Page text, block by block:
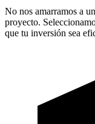
No nos amarramos a
proyecto.
que tu inversión sea